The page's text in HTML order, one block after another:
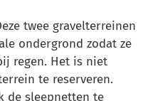
twee gravelterreinen
ondergrond zodat ze
regen. Het is niet
te reserveren.
de sleepnetten te